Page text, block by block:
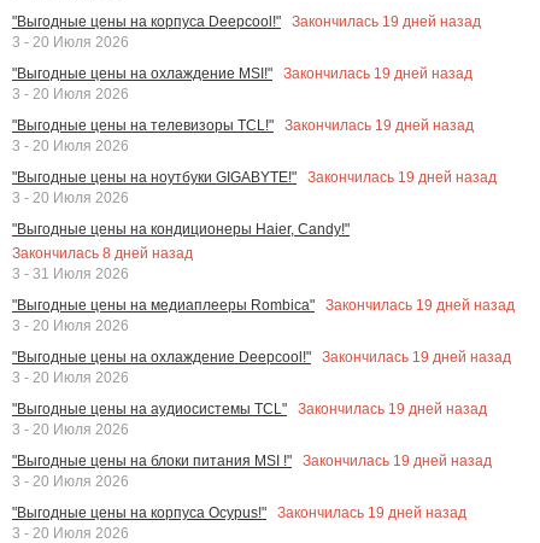
"Выгодные цены на корпуса Deepcool!"
Закончилась 19 дней назад
3 - 20 Июля 2026
"Выгодные цены на охлаждение MSI!"
Закончилась 19 дней назад
3 - 20 Июля 2026
"Выгодные цены на телевизоры TCL!"
Закончилась 19 дней назад
3 - 20 Июля 2026
"Выгодные цены на ноутбуки GIGABYTE!"
Закончилась 19 дней назад
3 - 20 Июля 2026
"Выгодные цены на кондиционеры Haier, Candy!"
Закончилась 8 дней назад
3 - 31 Июля 2026
"Выгодные цены на медиаплееры Rombica"
Закончилась 19 дней назад
3 - 20 Июля 2026
"Выгодные цены на охлаждение Deepcool!"
Закончилась 19 дней назад
3 - 20 Июля 2026
"Выгодные цены на аудиосистемы TCL"
Закончилась 19 дней назад
3 - 20 Июля 2026
"Выгодные цены на блоки питания MSI !"
Закончилась 19 дней назад
3 - 20 Июля 2026
"Выгодные цены на корпуса Ocypus!"
Закончилась 19 дней назад
3 - 20 Июля 2026